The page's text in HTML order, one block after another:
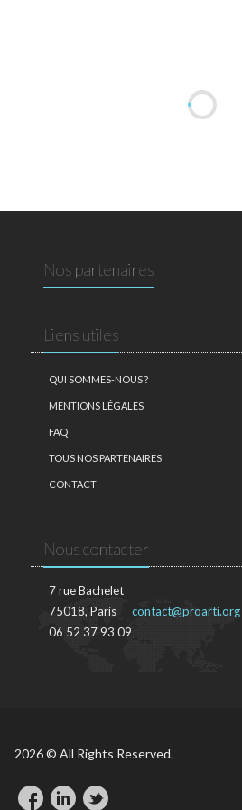
Nos partenaires
Liens utiles
QUI SOMMES-NOUS ?
MENTIONS LÉGALES
FAQ
TOUS NOS PARTENAIRES
CONTACT
Nous contacter
7 rue Bachelet
75018, Paris
06 52 37 93 09
contact@proarti.org
2026 © All Rights Reserved.